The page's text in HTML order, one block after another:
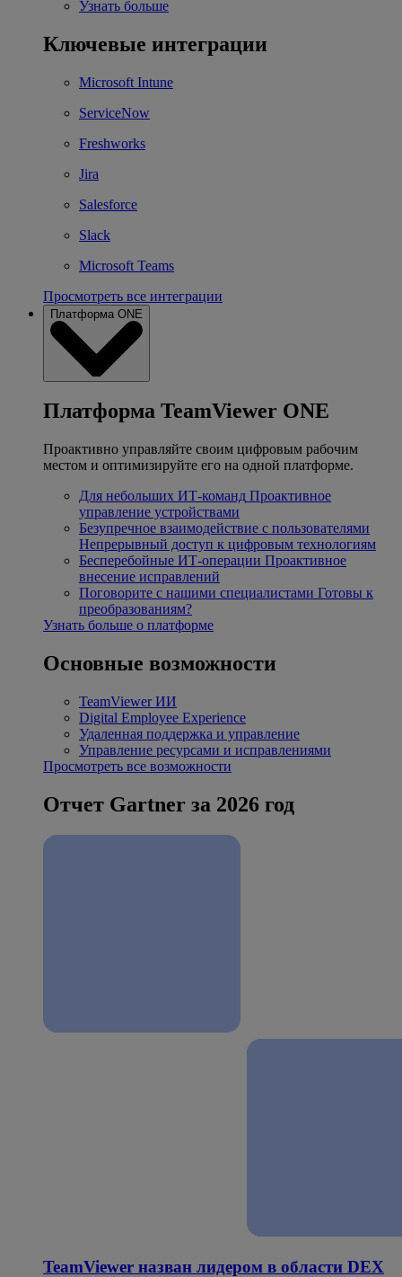
Узнать больше
Ключевые интеграции
Microsoft Intune
ServiceNow
Freshworks
Jira
Salesforce
Slack
Microsoft Teams
Просмотреть все интеграции
Платформа ONE
Платформа TeamViewer ONE
Проактивно управляйте своим цифровым рабочим
местом и оптимизируйте его на одной платформе.
Для небольших ИТ-команд Проактивное
управление устройствами
Безупречное взаимодействие с пользователями
Непрерывный доступ к цифровым технологиям
Бесперебойные ИТ-операции Проактивное
внесение исправлений
Поговорите с нашими специалистами Готовы к
преобразованиям?
Узнать больше о платформе
Основные возможности
TeamViewer ИИ
Digital Employee Experience
Удаленная поддержка и управление
Управление ресурсами и исправлениями
Просмотреть все возможности
Отчет Gartner за 2026 год
TeamViewer назван лидером в области DEX